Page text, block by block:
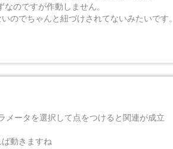
のですが作動しません。
のでちゃんと紐づけされてないみたいです。
メータを選択して点をつけると関連が成立
動きますね